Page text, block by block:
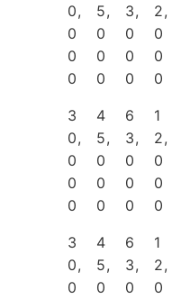
0,
0
0
0
5,
0
0
0
3,
0
0
0
2,
0
0
0
3
0,
0
0
0
4
5,
0
0
0
6
3,
0
0
0
1
2,
0
0
0
3
0,
0
4
5,
0
6
3,
0
1
2,
0